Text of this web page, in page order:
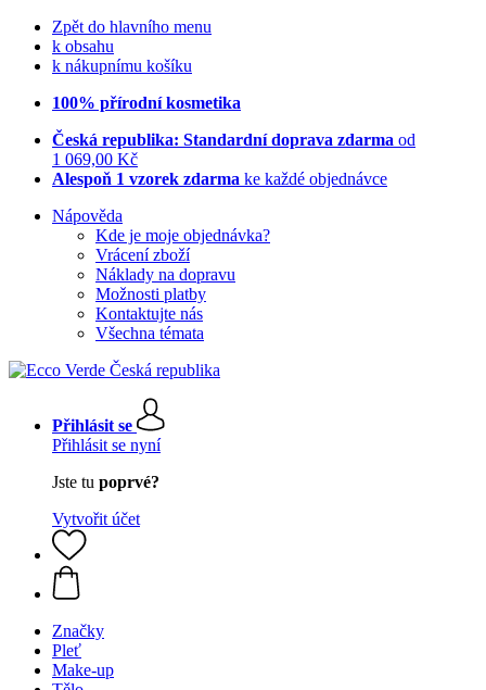
Zpět do hlavního menu
k obsahu
k nákupnímu košíku
100% přírodní kosmetika
Česká republika: Standardní doprava zdarma od
1 069,00 Kč
Alespoň 1 vzorek zdarma ke každé objednávce
Nápověda
Kde je moje objednávka?
Vrácení zboží
Náklady na dopravu
Možnosti platby
Kontaktujte nás
Všechna témata
Přihlásit se
Přihlásit se nyní
Jste tu poprvé?
Vytvořit účet
Značky
Pleť
Make-up